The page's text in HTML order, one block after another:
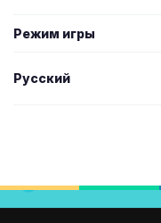
Режим игры
Русский